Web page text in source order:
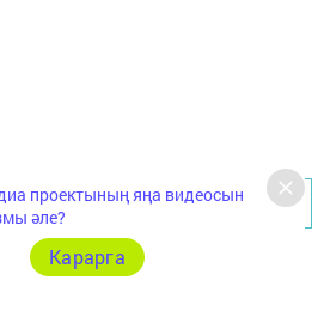
страницу новости
проектының яңа видеосын
әле?
Карарга